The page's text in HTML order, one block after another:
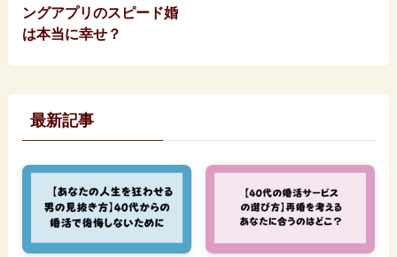
ングアプリのスピード婚
は本当に幸せ？
最新記事